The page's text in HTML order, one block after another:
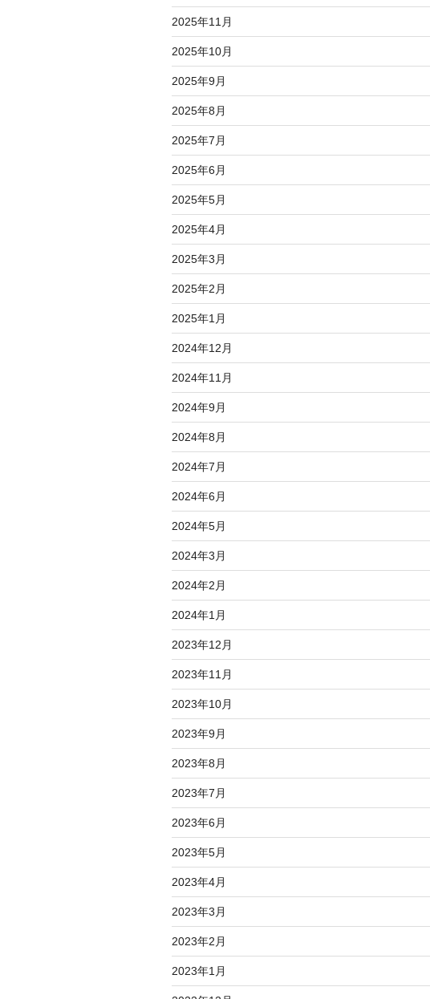
2025年11月
2025年10月
2025年9月
2025年8月
2025年7月
2025年6月
2025年5月
2025年4月
2025年3月
2025年2月
2025年1月
2024年12月
2024年11月
2024年9月
2024年8月
2024年7月
2024年6月
2024年5月
2024年3月
2024年2月
2024年1月
2023年12月
2023年11月
2023年10月
2023年9月
2023年8月
2023年7月
2023年6月
2023年5月
2023年4月
2023年3月
2023年2月
2023年1月